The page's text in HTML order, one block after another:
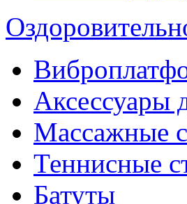
Аксессуары
Массажные
Теннисные
Батуты